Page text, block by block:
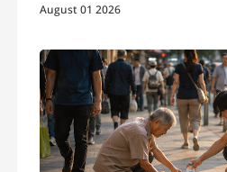
August 01 2026